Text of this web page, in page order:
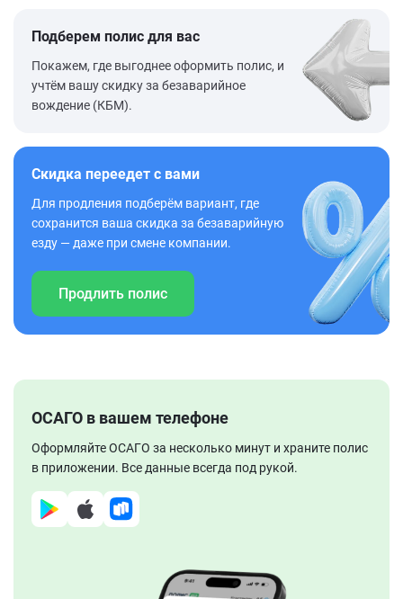
Подберем полис для вас
Покажем, где выгоднее оформить полис, и
учтём вашу скидку за безаварийное
вождение (КБМ).
Скидка переедет с вами
Для продления подберём вариант, где
сохранится ваша скидка за безаварийную
езду — даже при смене компании.
Продлить полис
ОСАГО в вашем телефоне
Оформляйте ОСАГО за несколько минут и храните полис
в приложении. Все данные всегда под рукой.